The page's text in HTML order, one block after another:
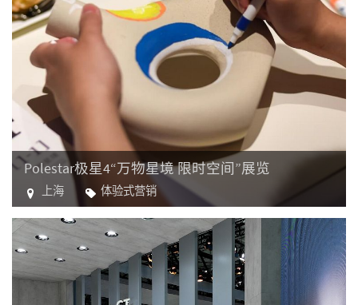
Polestar极星4“万物星境 限时空间”展览
上海
体验式营销
汽车